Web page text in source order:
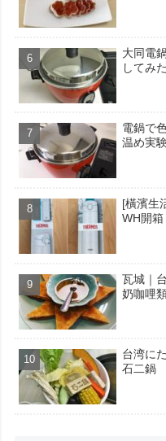
大同電
してみた
電鍋で
温め実
[橫濱生
WH開
瓦城｜
奶咖哩
台湾に
石二鍋